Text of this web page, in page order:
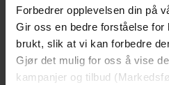
Forbedrer opplevelsen din på
Gir oss en bedre forståelse for
brukt, slik at vi kan forbedre
Gjør det mulig for oss å vise
kampanjer og tilbud
Forfattere Rebecca Reid
Forlag Trapeze
Utgitt 03.09.2020